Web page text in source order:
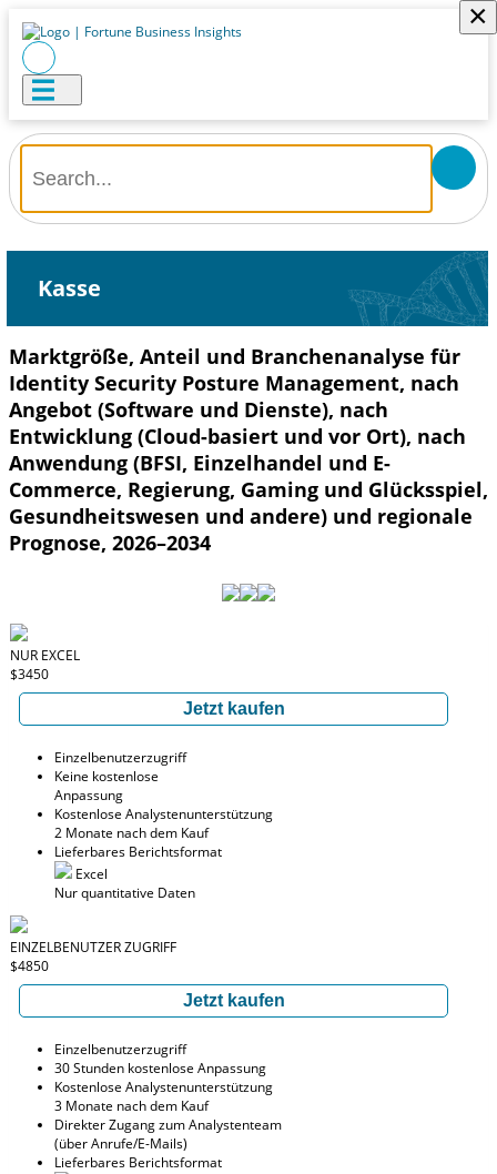
×
Kasse
Marktgröße, Anteil und Branchenanalyse für
Identity Security Posture Management, nach
Angebot (Software und Dienste), nach
Entwicklung (Cloud-basiert und vor Ort), nach
Anwendung (BFSI, Einzelhandel und E-
Commerce, Regierung, Gaming und Glücksspiel,
Gesundheitswesen und andere) und regionale
Prognose, 2026–2034
NUR EXCEL
$3450
Jetzt kaufen
Einzelbenutzerzugriff
Keine kostenlose
Anpassung
Kostenlose Analystenunterstützung
2 Monate nach dem Kauf
Lieferbares Berichtsformat
Excel
Nur quantitative Daten
EINZELBENUTZER ZUGRIFF
$4850
Jetzt kaufen
Einzelbenutzerzugriff
30 Stunden kostenlose Anpassung
Kostenlose Analystenunterstützung
3 Monate nach dem Kauf
Direkter Zugang zum Analystenteam
(über Anrufe/E-Mails)
Lieferbares Berichtsformat